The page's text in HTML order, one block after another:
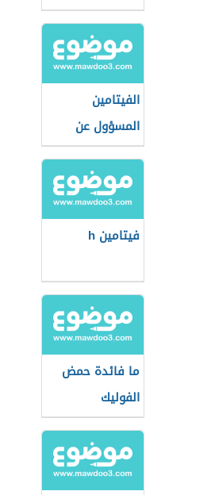
الفيتامين
المسؤول عن
زيادة الوزن
فيتامين h
ما فائدة حمض
الفوليك